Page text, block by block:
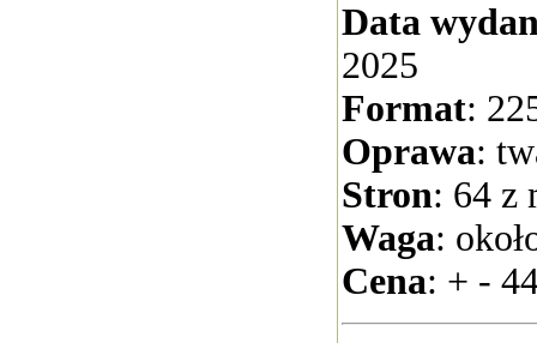
Data
2025
Format:
Oprawa:
Stron: 64 z
Waga:
Cena: + -